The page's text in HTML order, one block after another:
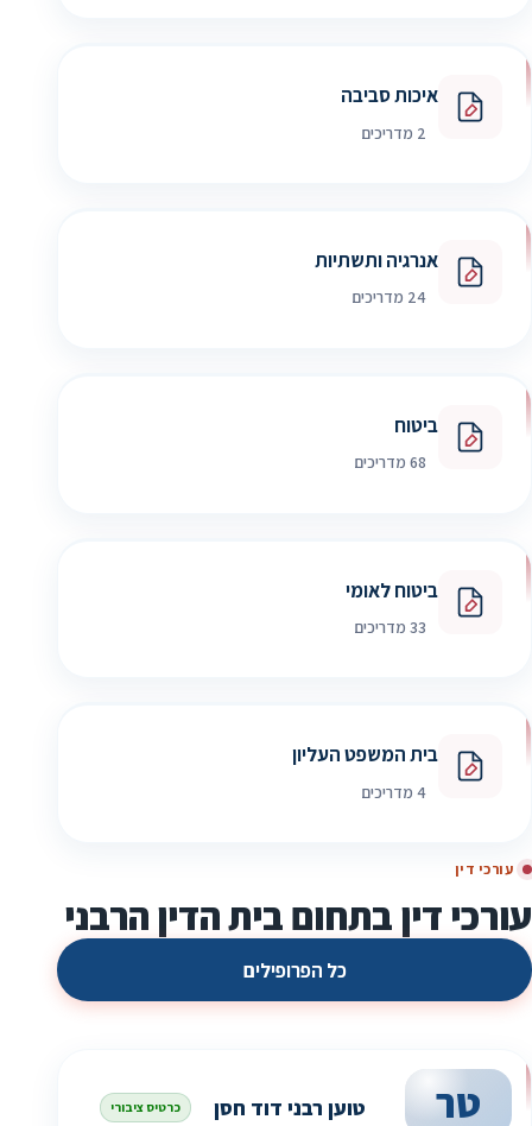
איכות סביבה
2 מדריכים
אנרגיה ותשתיות
24 מדריכים
ביטוח
68 מדריכים
ביטוח לאומי
33 מדריכים
בית המשפט העליון
4 מדריכים
עורכי דין
עורכי דין בתחום בית הדין הרבני
כל הפרופילים
טר טוען רבני דוד חסן כרטיס ציבורי